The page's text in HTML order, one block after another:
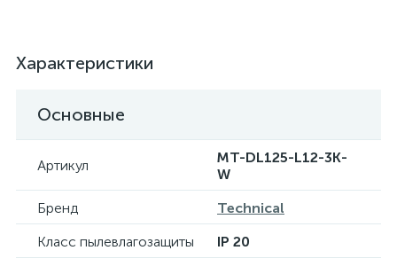
Характеристики
Основные
Артикул
MT-DL125-L12-3K-
W
Бренд
Technical
Класс пылевлагозащиты
IP 20